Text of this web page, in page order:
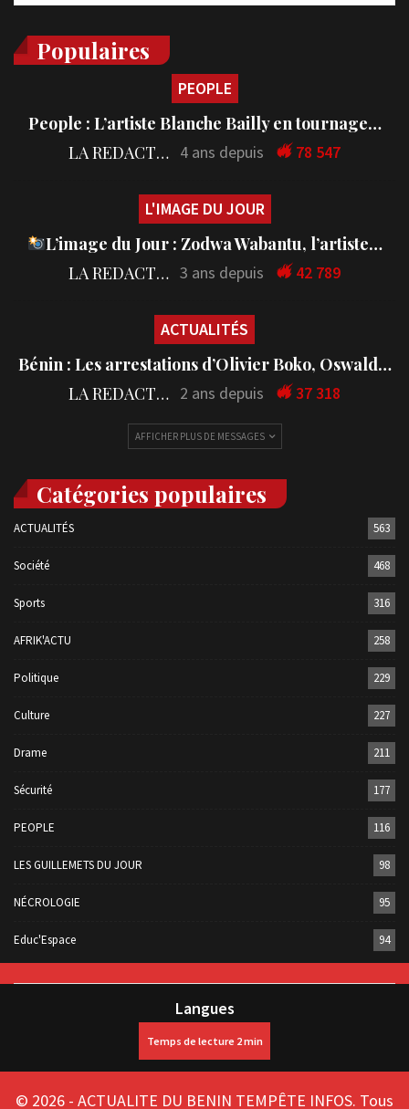
Populaires
PEOPLE
People : L’artiste Blanche Bailly en tournage…
LA REDACTION 4 ans depuis 78 547
L'IMAGE DU JOUR
L’image du Jour : Zodwa Wabantu, l’artiste…
LA REDACTION 3 ans depuis 42 789
ACTUALITÉS
Bénin : Les arrestations d’Olivier Boko, Oswald…
LA REDACTION 2 ans depuis 37 318
AFFICHER PLUS DE MESSAGES
Catégories populaires
ACTUALITÉS 563
Société 468
Sports 316
AFRIK'ACTU 258
Politique 229
Culture 227
Drame 211
Sécurité 177
PEOPLE 116
LES GUILLEMETS DU JOUR 98
NÉCROLOGIE 95
Educ'Espace 94
Langues
© 2026 - ACTUALITE DU BENIN TEMPÊTE INFOS. Tous